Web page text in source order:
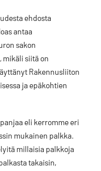
ehdosta
antaa
sakon
siitä on
Rakennusliiton
ja epäkohtien
eli kerromme eri
mukainen palkka.
millaisia palkkoja
takaisin,